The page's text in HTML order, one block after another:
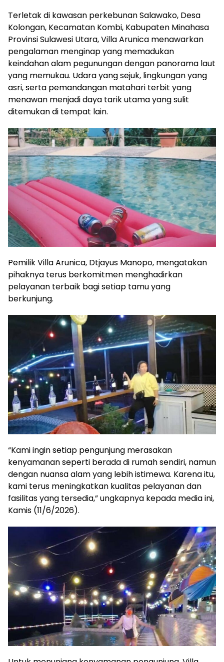
Terletak di kawasan perkebunan Salawako, Desa
Kolongan, Kecamatan Kombi, Kabupaten Minahasa
Provinsi Sulawesi Utara, Villa Arunica menawarkan
pengalaman menginap yang memadukan
keindahan alam pegunungan dengan panorama laut
yang memukau. Udara yang sejuk, lingkungan yang
asri, serta pemandangan matahari terbit yang
menawan menjadi daya tarik utama yang sulit
ditemukan di tempat lain.
Pemilik Villa Arunica, Dtjayus Manopo, mengatakan
pihaknya terus berkomitmen menghadirkan
pelayanan terbaik bagi setiap tamu yang
berkunjung.
“Kami ingin setiap pengunjung merasakan
kenyamanan seperti berada di rumah sendiri, namun
dengan nuansa alam yang lebih istimewa. Karena itu,
kami terus meningkatkan kualitas pelayanan dan
fasilitas yang tersedia,” ungkapnya kepada media ini,
Kamis (11/6/2026).